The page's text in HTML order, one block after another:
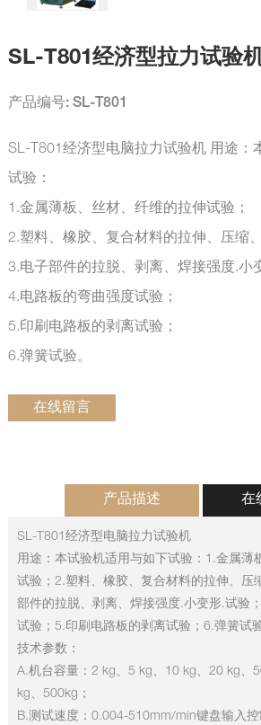
SL-T801经济型拉力试验
产品编号: SL-T801
SL-T801经济型电脑拉力试验机 用途：
试验：
1.金属薄板、丝材、纤维的拉伸试验；
2.塑料、橡胶、复合材料的拉伸、压缩
3.电子部件的拉脱、剥离、焊接强度.小
4.电路板的弯曲强度试验；
5.印刷电路板的剥离试验；
6.弹簧试验。
在线留言
产品描述 在
SL-T801经济型电脑拉力试验机
用途：本试验机适用与如下试验：1.金属薄
试验；2.塑料、橡胶、复合材料的拉伸、压
部件的拉脱、剥离、焊接强度.小变形.试验
试验；5.印刷电路板的剥离试验；6.弹簧试验
技术参数：
A.机台容量：2 kg、5 kg、10 kg、20 kg、
kg、500kg；
B.测试速度：0.004-510mm/min键盘输入控